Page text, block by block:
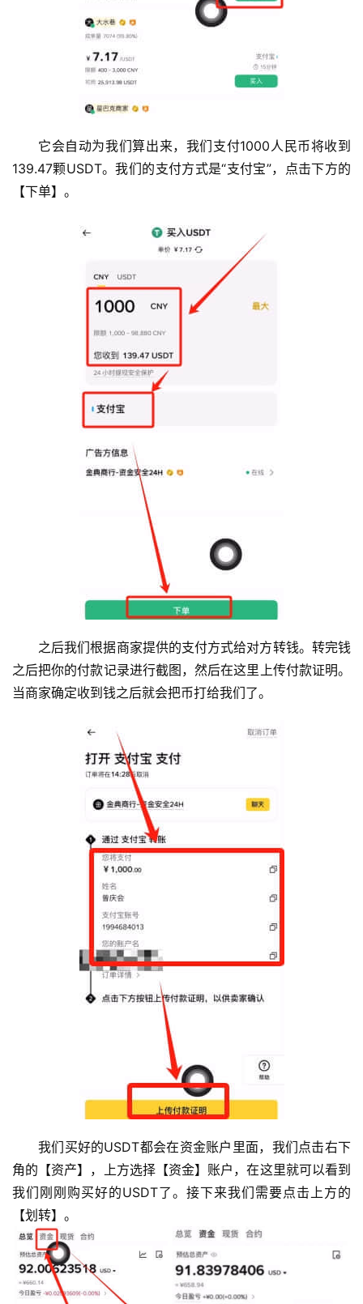
币
圈
新
闻
它会自动为我们算出来，我们支付1000人民币将收到
139.47颗USDT。我们的支付方式是“支付宝”，点击下方的
【下单】。
之后我们根据商家提供的支付方式给对方转钱。转完钱
之后把你的付款记录进行截图，然后在这里上传付款证明。
当商家确定收到钱之后就会把币打给我们了。
我们买好的USDT都会在资金账户里面，我们点击右下
角的【资产】，上方选择【资金】账户，在这里就可以看到
我们刚刚购买好的USDT了。接下来我们需要点击上方的
【划转】。